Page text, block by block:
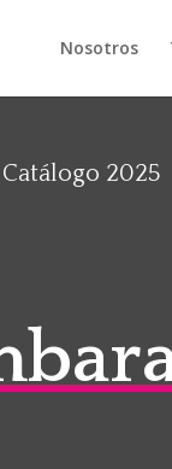
Nosotros
Catálogo 2025